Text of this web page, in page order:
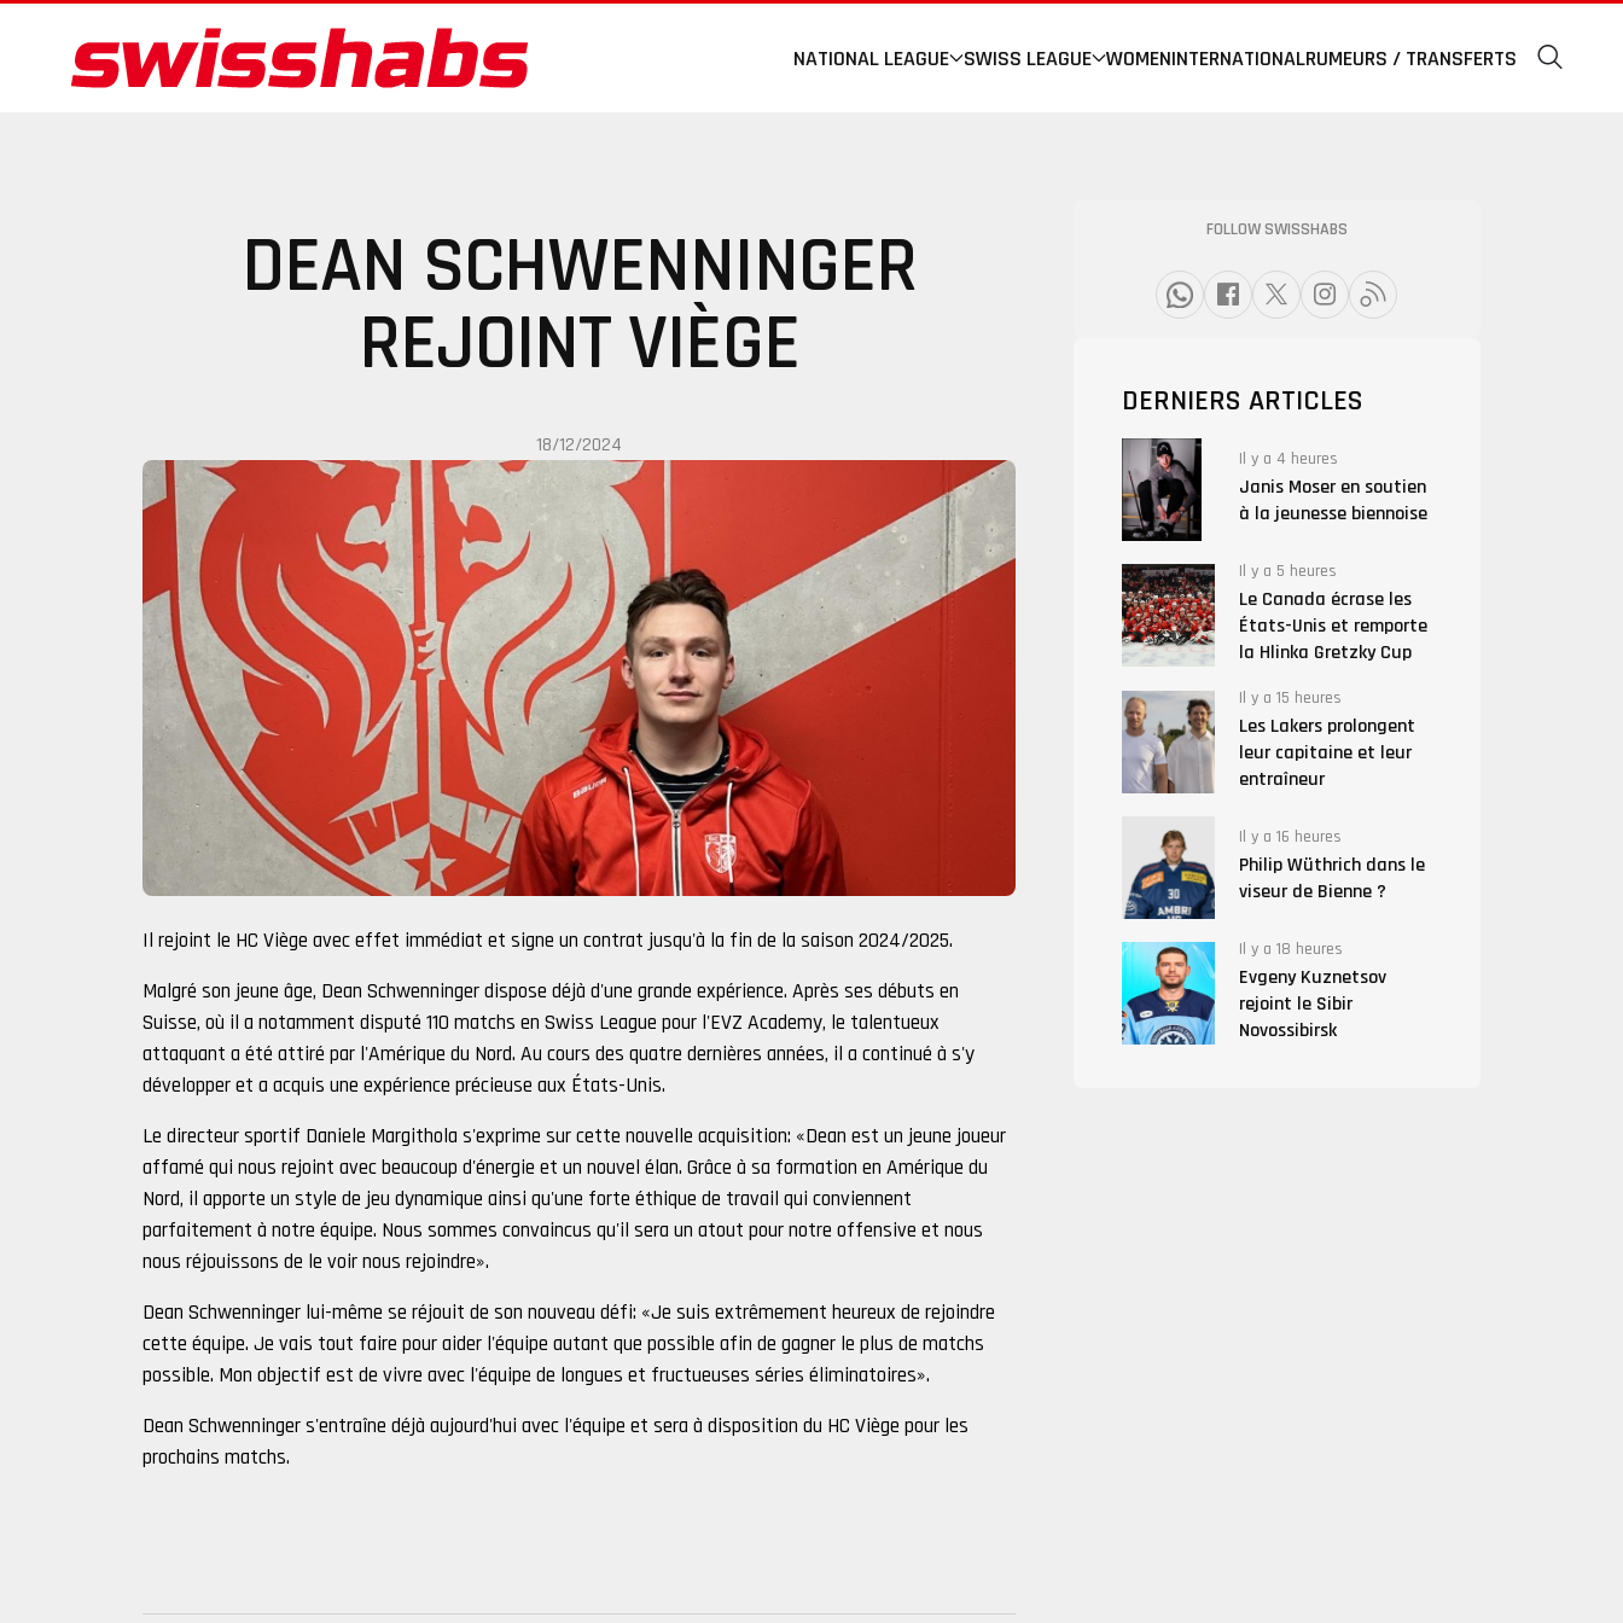
NATIONAL LEAGUE SWISS LEAGUE WOMENINTERNATIONALRUMEURS / TRANSFERTS
DEAN SCHWENNINGER
REJOINT VIÈGE
18/12/2024
Il rejoint le HC Viège avec effet immédiat et signe un contrat jusqu'à la fin de la saison 2024/2025.
Malgré son jeune âge, Dean Schwenninger dispose déjà d'une grande expérience. Après ses débuts en
Suisse, où il a notamment disputé 110 matchs en Swiss League pour l'EVZ Academy, le talentueux
attaquant a été attiré par l'Amérique du Nord. Au cours des quatre dernières années, il a continué à s'y
développer et a acquis une expérience précieuse aux États-Unis.
Le directeur sportif Daniele Margithola s'exprime sur cette nouvelle acquisition: «Dean est un jeune joueur
affamé qui nous rejoint avec beaucoup d'énergie et un nouvel élan. Grâce à sa formation en Amérique du
Nord, il apporte un style de jeu dynamique ainsi qu'une forte éthique de travail qui conviennent
parfaitement à notre équipe. Nous sommes convaincus qu'il sera un atout pour notre offensive et nous
nous réjouissons de le voir nous rejoindre».
Dean Schwenninger lui-même se réjouit de son nouveau défi: «Je suis extrêmement heureux de rejoindre
cette équipe. Je vais tout faire pour aider l'équipe autant que possible afin de gagner le plus de matchs
possible. Mon objectif est de vivre avec l'équipe de longues et fructueuses séries éliminatoires».
Dean Schwenninger s'entraîne déjà aujourd'hui avec l'équipe et sera à disposition du HC Viège pour les
prochains matchs.
FOLLOW SWISSHABS
DERNIERS ARTICLES
Il y a 4 heures
Janis Moser en soutien
à la jeunesse biennoise
Il y a 5 heures
Le Canada écrase les
États-Unis et remporte
la Hlinka Gretzky Cup
Il y a 15 heures
Les Lakers prolongent
leur capitaine et leur
entraîneur
Il y a 16 heures
Philip Wüthrich dans le
viseur de Bienne ?
Il y a 18 heures
Evgeny Kuznetsov
rejoint le Sibir
Novossibirsk